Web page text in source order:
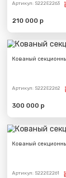
Артикул: S222E2263
210 000 р
Кованый
Артикул: S222E2262
300 000 р
Кованый
Артикул: S222E2261
Спасибо за